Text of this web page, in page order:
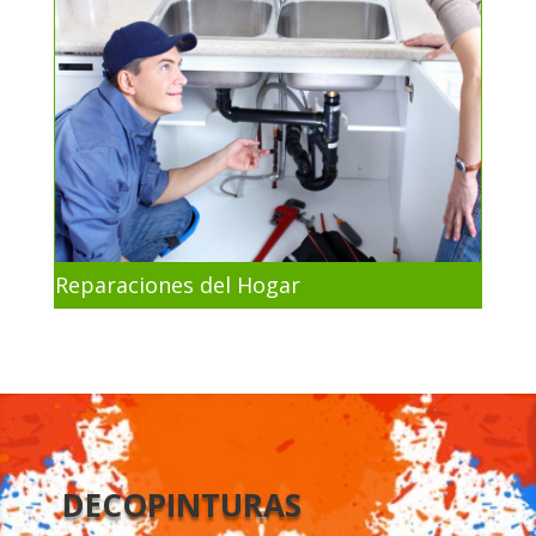
Reparaciones del Hogar
DECOPINTURAS